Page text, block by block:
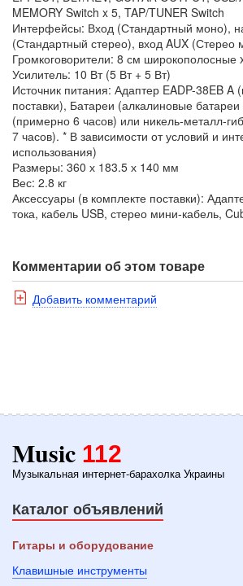
MEMORY Switch x 5, TAP/TUNER Switch
Интерфейсы: Вход (Стандартный моно),
(Стандартный стерео), вход AUX (Стерео
Громкоговорители: 8 см широкополосные
Усилитель: 10 Вт (5 Вт + 5 Вт)
Источник питания: Адаптер EADP-38EB A
поставки), Батареи (алкалиновые
(примерно 6 часов) или никель-металл-
7 часов). * В зависимости от условий и
использования)
Размеры: 360 х 183.5 х 140 мм
Вес: 2.8 кг
Аксессуары (в комплекте поставки):
тока, кабель USB, стерео мини-кабель,
Комментарии об этом товаре
Добавить комментарий
Music 112
Музыкальная интернет-барахолка Украины
Каталог объявлений
Гитары и оборудование
Клавишные инструменты